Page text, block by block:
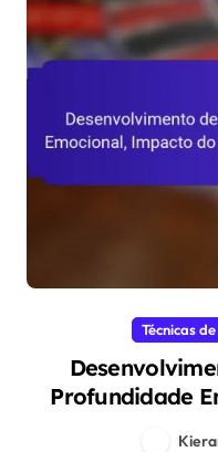
Técnicas
Profundidade